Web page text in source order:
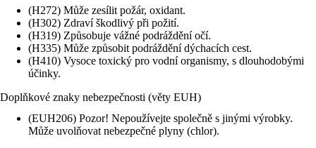
(H272) Může zesílit požár, oxidant.
(H302) Zdraví škodlivý při požití.
(H319) Způsobuje vážné podráždění očí.
(H335) Může způsobit podráždění dýchacích cest.
(H410) Vysoce toxický pro vodní organismy, s dlouhodobými
účinky.
Doplňkové znaky nebezpečnosti (věty EUH)
(EUH206) Pozor! Nepoužívejte společně s jinými výrobky.
Může uvolňovat nebezpečné plyny (chlor).